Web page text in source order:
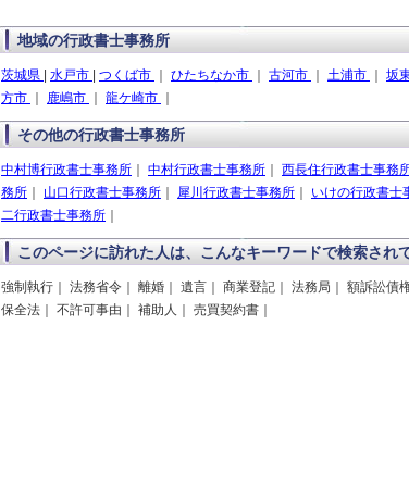
地域の行政書士事務所
茨城県 水戸市 つくば市 ひたちなか市 古河市 土浦市 坂
方市
鹿嶋市 龍ケ崎市
その他の行政書士事務所
中村博行政書士事務所 中村行政書士事務所 西長住行政書士事務
務所
山口行政書士事務所 犀川行政書士事務所 いけの行政書士
二行政書士事務所
このページに訪れた人は、こんなキーワードで検索され
強制執行｜ 法務省令｜ 離婚｜ 遺言｜ 商業登記｜ 法務局｜ 額訴訟債
保全法｜ 不許可事由｜ 補助人｜ 売買契約書｜